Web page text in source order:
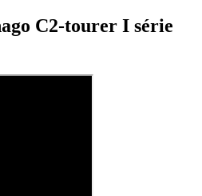
C2-tourer I série